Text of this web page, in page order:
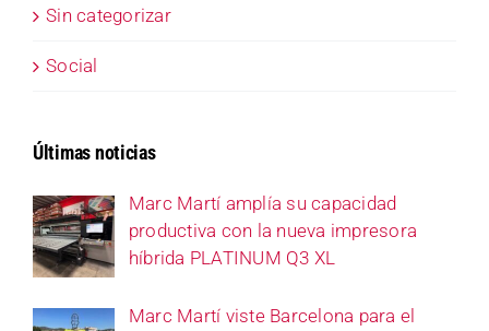
Sin categorizar
Social
Últimas noticias
Marc Martí amplía su capacidad
productiva con la nueva impresora
híbrida PLATINUM Q3 XL
Marc Martí viste Barcelona para el